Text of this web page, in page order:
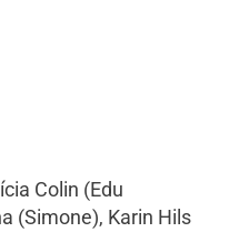
Colin (Edu
(Simone), Karin Hils